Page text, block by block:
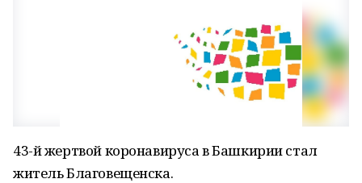
43-й жертвой коронавируса в Башкирии стал
житель Благовещенска.